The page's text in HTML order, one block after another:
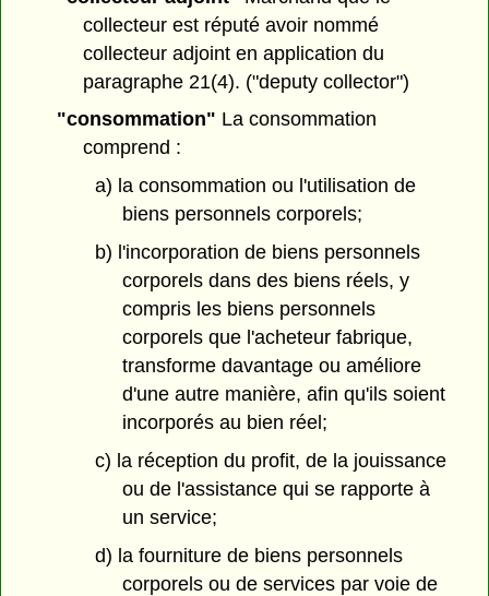
collecteur est réputé avoir nommé
collecteur adjoint en application du
paragraphe 21(4). ("deputy collector")
"consommation" La consommation
comprend :
a) la consommation ou l'utilisation de
biens personnels corporels;
b) l'incorporation de biens personnels
corporels dans des biens réels, y
compris les biens personnels
corporels que l'acheteur fabrique,
transforme davantage ou améliore
d'une autre manière, afin qu'ils soient
incorporés au bien réel;
c) la réception du profit, de la jouissance
ou de l'assistance qui se rapporte à
un service;
d) la fourniture de biens personnels
corporels ou de services par voie de